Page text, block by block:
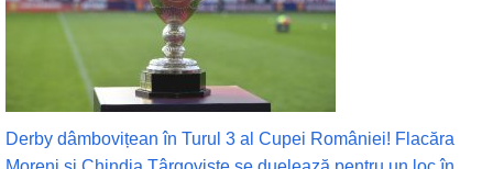
Derby dâmbovițean în Turul 3 al Cupei României! Flacăra